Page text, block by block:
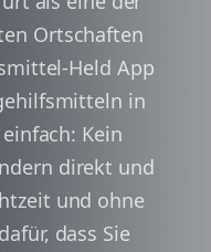
Ortschaften
Held App
in
Kein
direkt und
und ohne
dass Sie